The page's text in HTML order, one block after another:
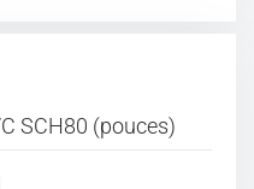
SCH80 (pouces)